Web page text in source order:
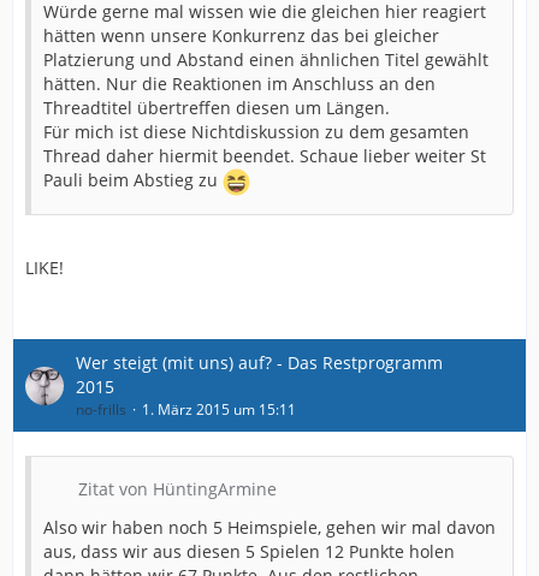
Würde gerne mal wissen wie die gleichen hier reagiert
hätten wenn unsere Konkurrenz das bei gleicher
Platzierung und Abstand einen ähnlichen Titel gewählt
hätten. Nur die Reaktionen im Anschluss an den
Threadtitel übertreffen diesen um Längen.
Für mich ist diese Nichtdiskussion zu dem gesamten
Thread daher hiermit beendet. Schaue lieber weiter St
Pauli beim Abstieg zu
LIKE!
Wer steigt (mit uns) auf? - Das Restprogramm
2015
no-frills 1. März 2015 um 15:11
Zitat von HüntingArmine
Also wir haben noch 5 Heimspiele, gehen wir mal davon
aus, dass wir aus diesen 5 Spielen 12 Punkte holen